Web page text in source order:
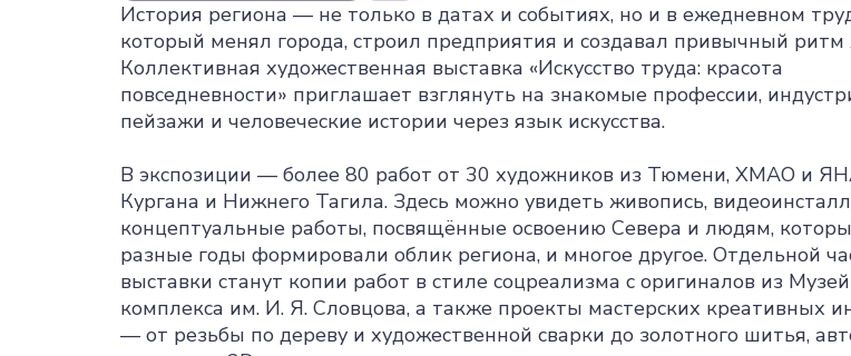
История региона — не только в датах и событиях, но и в ежедневном
который менял города, строил предприятия и создавал привычный
Коллективная художественная выставка «Искусство труда: красота
повседневности» приглашает взглянуть на знакомые профессии,
пейзажи и человеческие истории через язык искусства.
В экспозиции — более 80 работ от 30 художников из Тюмени, ХМАО и
Кургана и Нижнего Тагила. Здесь можно увидеть живопись,
концептуальные работы, посвящённые освоению Севера и людям,
разные годы формировали облик региона, и многое другое. Отдельной
выставки станут копии работ в стиле соцреализма с оригиналов из
комплекса им. И. Я. Словцова, а также проекты мастерских креативных
— от резьбы по дереву и художественной сварки до золотного шитья,